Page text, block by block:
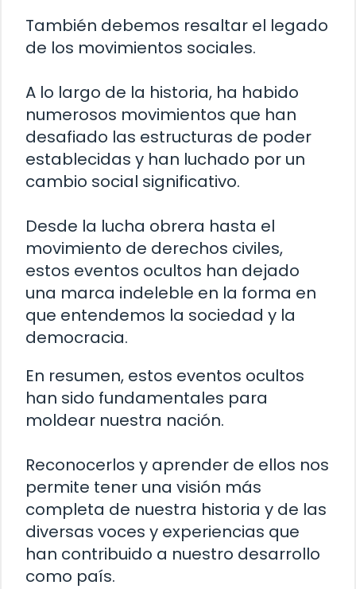
También debemos resaltar el legado
de los movimientos sociales.
A lo largo de la historia, ha habido
numerosos movimientos que han
desafiado las estructuras de poder
establecidas y han luchado por un
cambio social significativo.
Desde la lucha obrera hasta el
movimiento de derechos civiles,
estos eventos ocultos han dejado
una marca indeleble en la forma en
que entendemos la sociedad y la
democracia.
En resumen, estos eventos ocultos
han sido fundamentales para
moldear nuestra nación.
Reconocerlos y aprender de ellos nos
permite tener una visión más
completa de nuestra historia y de las
diversas voces y experiencias que
han contribuido a nuestro desarrollo
como país.